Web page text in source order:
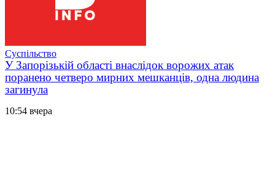
Суспільство
У Запорізькій області внаслідок ворожих атак
поранено четверо мирних мешканців, одна людина
загинула
10:54 вчера